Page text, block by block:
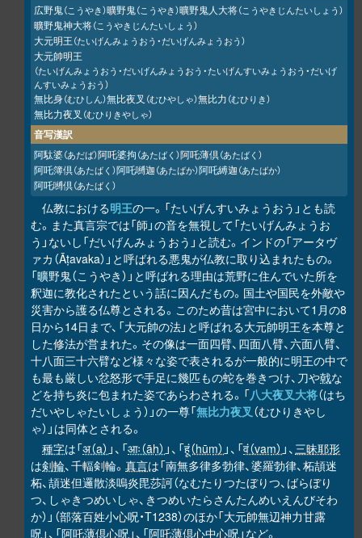
広野鬼（こうやき）曠野鬼（こうやき）曠野鬼人大将（こうやきじんたいしょう）
曠野鬼神大将（こうやきじんたいしょう）
大元明王（たいげんみょうおう・だいげんみょうおう）
大元帥明王
（たいげんみょうおう・だいげんみょうおう・たいげんすいみょうおう・だいげ
んすいみょうおう）
無比身（むひしん）無比夜叉 （むひやしゃ）無比力（むひりき）
無比力夜叉 （むひりきやしゃ）
音写漢訳
阿駄婆（あだば）阿吒婆拘（あたばく）阿吒薄倶（あたばく）
阿吒簿倶（あたばく）阿吒嚩迦（あたばか）阿吒縛迦（あたばか）
阿吒嚩倶（あたばく）
仏教における明王の一。「たいげんすいみょうおう」とも読
む。また真言宗では「師」の音を無視して「たいげんみょうお
う」ないし「だいげんみょうおう」と読む。インドの「アータヴ
ァカ（Āṭavaka）」と呼ばれる悪鬼が仏教に取り込まれたもの。
「曠野鬼（こうやき）」と呼ばれる理由は荒野に住んでいた所を
釈迦に教化されたという話に因んだもの。国土や国民を外敵や
災害から護る仏尊とされる。このため昔は宮中において1月の8
日から14日まで、「大元帥の法」と呼ばれる大元帥明王を本尊と
した修法が営まれた。その像は一面四臂、四面八臂、六面八臂、
十八面三十六臂など様々な姿で表されるが一般的に明王の中で
も最も厳しい忿怒形で手足に幾匹もの蛇を巻きつけ、刀や戟な
どを持ち炎に包まれた姿であらわされる。「八大夜叉大将（はち
だいやしゃたいしょう）」の一尊「無比力夜叉（むひりきやし
ゃ）」は同体とされる。
種字は「अ（a） 」、「आः（āḥ） 」、「हूं（hūṃ） 」、「वं（vaṃ） 」、三昧耶形
は剣輪、千輻剣輪。 真言は「南無多律多勃律、婆羅勃律、柘頡迷
柘、頡迷但邏散淡嗚炎毘莎訶（なむたりつたぼりつ、ばらぼり
つ、しゃきつめいしゃ、きつめいたらさんたんめいえんびそわ
か）」（部落百姓小心呪・T1238）のほか「大元帥無辺神力甘露
呪」、「阿吒薄倶心呪」、「阿吒薄倶心中心呪」など。